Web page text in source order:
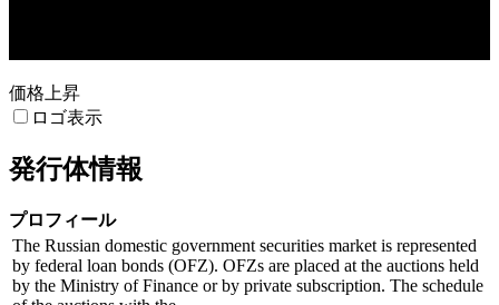
価格上昇
ロゴ表示
発行体情報
プロフィール
The Russian domestic government securities market is represented
by federal loan bonds (OFZ). OFZs are placed at the auctions held
by the Ministry of Finance or by private subscription. The schedule